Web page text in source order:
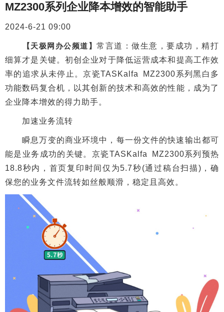
MZ2300系列企业降本增效的智能助手
2024-6-21 09:00
【天极网办公频道】常言道：做生意，要成功，精打
细算才是关键。初创企业对于降低运营成本和提高工作效
率的追求从未停止。京瓷TASKalfa MZ2300系列黑白多
功能数码复合机，以其创新的技术和高效的性能，成为了
企业降本增效的得力助手。
加速业务流转
瞬息万变的商业环境中，每一份文件的快速输出都可
能是业务成功的关键。京瓷TASKalfa MZ2300系列预热
18.8秒内，首页复印时间仅为5.7秒(通过稿台扫描)，确
保您的业务文件流转如丝般顺滑，稳定且高效。